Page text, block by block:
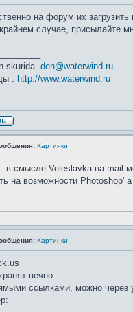
на форум их
случае, присылайте
skurida. den@waterwind.ru
: http://www.waterwind.ru
Картинки
в смысле Veleslavka на mail
на возможности Photoshop'
Картинки
вечно.
ссылками, можно через